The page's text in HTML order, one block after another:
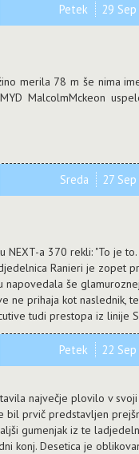
merila 78 m še nima
MalcolmMckeon
Petek 29 Sep
NEXT-a 370 rekli: "To je
Ranieri je zopet
napovedala še
ne prihaja kot naslednik,
tudi prestopa iz linije
Sreda 27 Sep
največje plovilo v
bil prvič predstavljen
gumenjak iz te
konj. Desetica je
Petek 22 Sep